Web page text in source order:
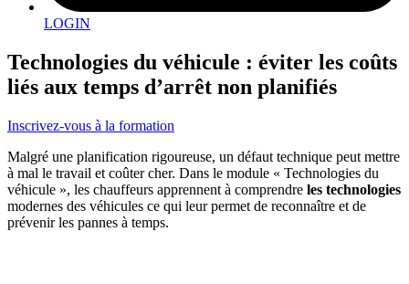
LOGIN
Technologies du véhicule : éviter les coûts
liés aux temps d’arrêt non planifiés
Inscrivez-vous à la formation
Malgré une planification rigoureuse, un défaut technique peut mettre
à mal le travail et coûter cher. Dans le module « Technologies du
véhicule », les chauffeurs apprennent à comprendre les technologies
modernes des véhicules ce qui leur permet de reconnaître et de
prévenir les pannes à temps.